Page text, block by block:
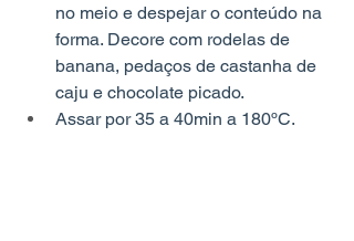
no meio e despejar o conteúdo na
forma. Decore com rodelas de
banana, pedaços de castanha de
caju e chocolate picado.
Assar por 35 a 40min a 180ºC.